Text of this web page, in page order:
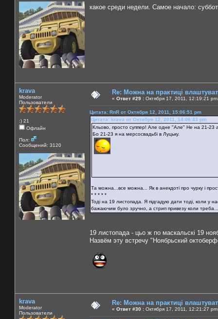
какое среди недели. Самое начало:
krava
Moderator
Пользователи
:) 21
Офлайн
Пол:
Сообщений: 3120
Re: Можна на практиці
« Ответ #29 : Октября 17, 2011, 12:19:21
Цитата: RnR от Октября 12, 2011, 15:06:51 pm
Цитата: krava от Октября 12, 2011, 14:06:43 pm
Кльово, просто суппер! Але одне "Але" Не на 21-23
Бо 21-23 я на мерсосвадьбі в Луцьку.
Та можна...все можна... Як в анекдоті про чурку і
* * * * *
Тоді на 19 листопада. Я підгадую дати тоді, коли у
бажаючим було зручно, а стрип привезу коли
19 листопада - цьо ж по маскальскі 19
Назвём эту встречу "Ноябрьский
krava
Moderator
Пользователи
Re: Можна на практиці
« Ответ #30 : Октября 17, 2011, 12:21:27